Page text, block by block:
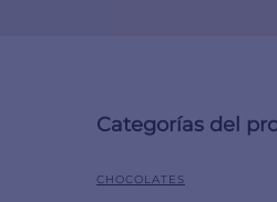
Categorías del
CHOCOLATES